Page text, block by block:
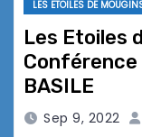
LES ETOILES DE
Les Etoiles
BASILE
Sep 9, 2022